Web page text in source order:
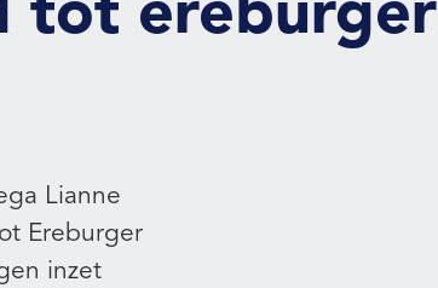
tot ereburger
Lianne
Ereburger
inzet